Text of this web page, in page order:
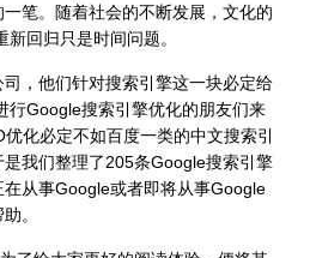
笔。随着社会的不断发展，文化的
回归只是时间问题。
，他们针对搜索引擎这一块必定给
行Google搜索引擎优化的朋友们来
化必定不如百度一类的中文搜索引
我们整理了205条Google搜索引擎
从事Google或者即将从事Google
。